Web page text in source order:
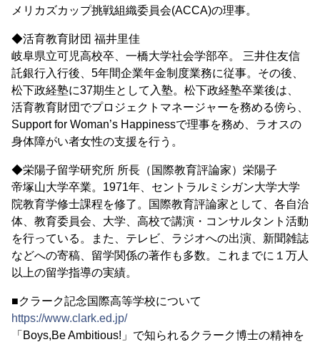
メリカズカップ挑戦組織委員会(ACCA)の理事。
◆活育教育財団 福井里佳
岐阜県立可児高校卒、一橋大学社会学部卒。 三井住友信
託銀行入行後、5年間企業年金制度業務に従事。その後、
松下政経塾に37期生として入塾。松下政経塾卒業後は、
活育教育財団でプロジェクトマネージャーを務める傍ら、
Support for Woman’s Happinessで理事を務め、ラオスの
身体障がい者女性の支援を行う。
◆栄陽子留学研究所 所長（国際教育評論家）栄陽子
帝塚山大学卒業。1971年、セントラルミシガン大学大学
院教育学修士課程を修了。国際教育評論家として、各自治
体、教育委員会、大学、高校で講演・コンサルタント活動
を行っている。また、テレビ、ラジオへの出演、新聞雑誌
などへの寄稿、留学関係の著作も多数。これまでに１万人
以上の留学指導の実績。
■クラーク記念国際高等学校について
https://www.clark.ed.jp/
「Boys,Be Ambitious!」で知られるクラーク博士の精神を